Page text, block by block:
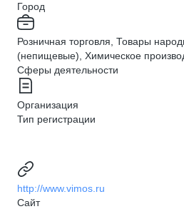
Город
Розничная торговля, Товары
(непищевые), Химическое
Сферы деятельности
Организация
Тип регистрации
http://www.vimos.ru
Сайт